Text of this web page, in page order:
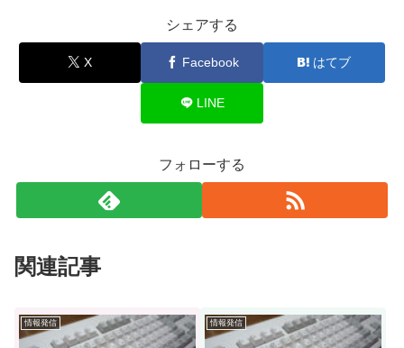
シェアする
X Facebook はてブ
LINE
フォローする
関連記事
情報発信 情報発信